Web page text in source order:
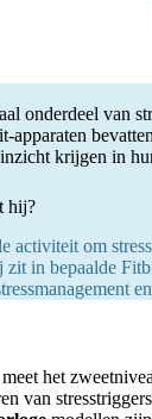
onderdeel van
apparaten
krijgen in
hij?
activiteit om
zit in bepaalde
meet het
van